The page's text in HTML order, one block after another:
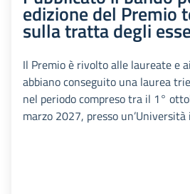
edizione del Premio
sulla tratta degli
Il Premio è rivolto alle laureate e
abbiano conseguito una laurea
nel periodo compreso tra il 1°
marzo 2027, presso un’Università